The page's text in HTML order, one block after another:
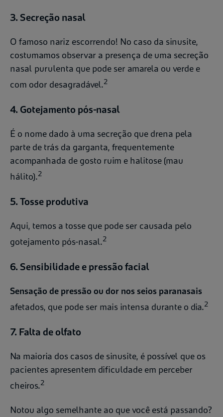
3. Secreção nasal
O famoso nariz escorrendo! No caso da sinusite,
costumamos observar a presença de uma secreção
nasal purulenta que pode ser amarela ou verde e
com odor desagradável.2
4. Gotejamento pós-nasal
É o nome dado à uma secreção que drena pela
parte de trás da garganta, frequentemente
acompanhada de gosto ruim e halitose (mau
hálito).2
5. Tosse produtiva
Aqui, temos a tosse que pode ser causada pelo
gotejamento pós-nasal.2
6. Sensibilidade e pressão facial
Sensação de pressão ou dor nos seios paranasais
afetados, que pode ser mais intensa durante o dia.2
7. Falta de olfato
Na maioria dos casos de sinusite, é possível que os
pacientes apresentem dificuldade em perceber
cheiros.2
Notou algo semelhante ao que você está passando?